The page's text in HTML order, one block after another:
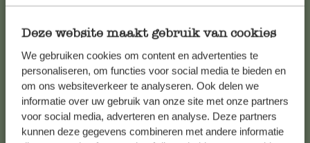
Deze website maakt gebruik van cookies
We gebruiken cookies om content en advertenties te
personaliseren, om functies voor social media te bieden en
om ons websiteverkeer te analyseren. Ook delen we
informatie over uw gebruik van onze site met onze partners
voor social media, adverteren en analyse. Deze partners
kunnen deze gegevens combineren met andere informatie
Kundenservice/Hilfe
Falls Sie Fragen haben oder Tipps und Hilfe brauchen, wenden
Sie sich bitte an unseren Kundenservice. Oder lesen Sie hier
die Antworten aufhäufig gestellte Fragen.